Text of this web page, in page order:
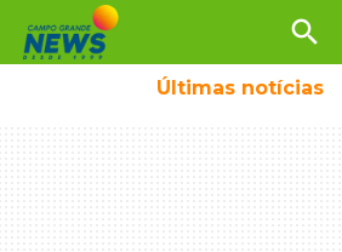
search
Últimas notícias